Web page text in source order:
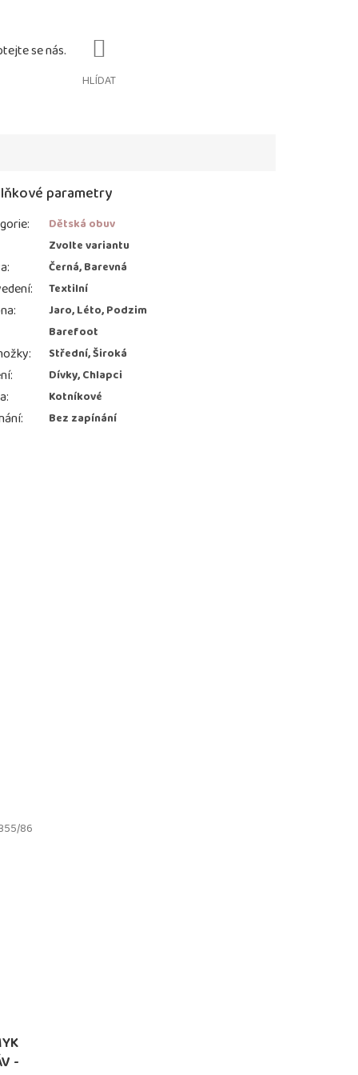
HLÍDAT
-
86
parametry
: Dětská obuv
Zvolte variantu
: Černá, Barevná
: Textilní
: Jaro, Léto, Podzim
Barefoot
: Střední, Široká
: Dívky, Chlapci
: Kotníkové
: Bez zapínání